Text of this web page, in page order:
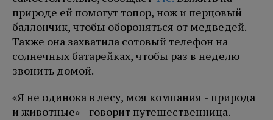
природе ей помогут топор, нож и перцовый
баллончик, чтобы обороняться от медведей.
Также она захватила сотовый телефон на
солнечных батарейках, чтобы раз в неделю
звонить домой.
«Я не одинока в лесу, моя компания - природа
и животные» - говорит путешественница.